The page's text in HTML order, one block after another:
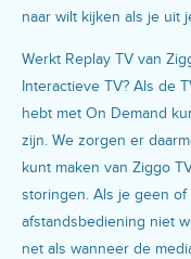
naar wilt kijken als je uit
Werkt Replay TV van
Interactieve TV? Als de
hebt met On Demand
zijn. We zorgen er
kunt maken van Ziggo
storingen. Als je geen
afstandsbediening niet
net als wanneer de